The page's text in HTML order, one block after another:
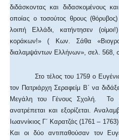
διδάσκοντας και διδασκομένους
οποίας ο τοσούτος θρους
λοιπή Ελλάδι, κατήντησεν
κοράκων!» ( Κων. Σάθα
διαλαμψάντων Ελλήνων», σελ. 568,
Στο τέλος του 1759 ο
τον Πατριάρχη Σεραφείμ Β΄ να
Μεγάλη του Γένους Σχολή. Το
ανατρέπεται και εξορίζεται.
Ιωαννίκιος Γ΄ Καρατζάς (1761 –
Και οι δύο αντιπαθούσαν τον